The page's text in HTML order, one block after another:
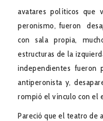
avatares políticos que
peronismo, fueron
con sala propia,
estructuras de la
independientes fueron
antiperonista y,
rompió el vínculo con el
Pareció que el teatro de